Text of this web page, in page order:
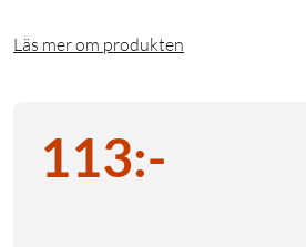
Läs mer om produkten
113:-